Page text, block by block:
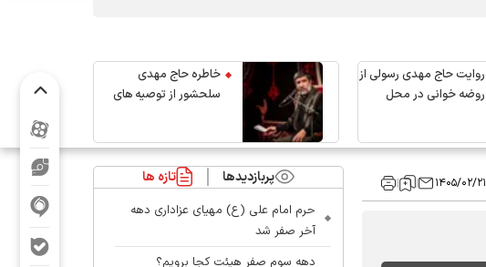
روایت حاج مهدی رسولی از
روضه خوانی در محل
خاطره حاج مهدی
سلحشور از توصیه های
۱۴۰۵/۰۲/۲۱ پربازدیدها تازه ها
حرم امام علی (ع) مهیای عزاداری دهه
آخر صفر شد
دهه سوم صفر هیئت کجا برویم؟